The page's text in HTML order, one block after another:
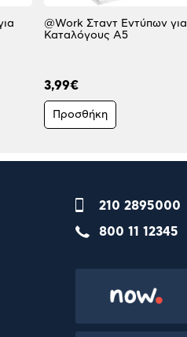
@Work Σταντ Εντύπων για
Καταλόγους Α5
3,99€
Προσθήκη
210 2895000
800 11 12345